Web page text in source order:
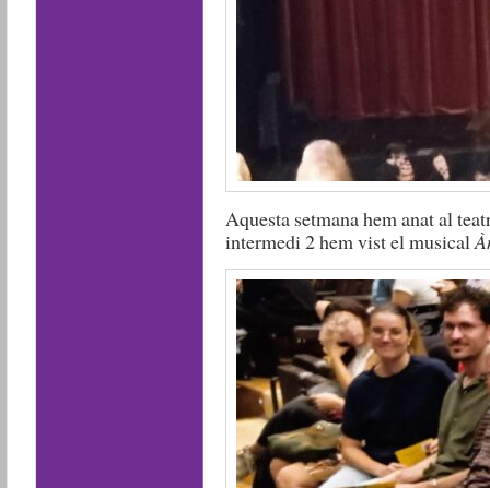
Aquesta setmana hem anat al
intermedi 2 hem vist el musical